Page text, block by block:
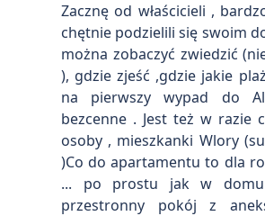
Zacznę od właścicieli ,
chętnie podzielili się swoim
można zobaczyć zwiedzić
), gdzie zjeść ,gdzie jakie
na pierwszy wypad do
bezcenne . Jest też w razie
osoby , mieszkanki Wlory
)Co do apartamentu to dla
... po prostu jak w domu
przestronny pokój z